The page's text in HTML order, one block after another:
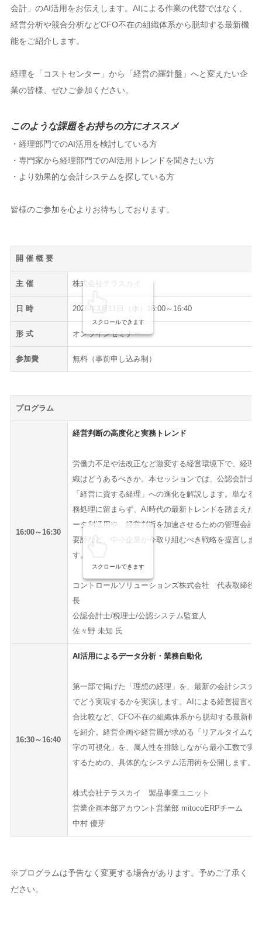
会計」のAI活用をお伝えします。AIによる作業の代替ではなく、
経営分析や競合分析などCFO不在の組織体系から脱却する最新機
能をご紹介します。
経理を「コストセンター」から「経営の羅針盤」へと変えたい企
業の皆様、ぜひご参加ください。
このような課題をお持ちの方にオススメ
・経理部門でのAI活用を検討している方
・専門家から経理部門でのAI活用トレンドを聞きたい方
・より効果的な会計システムを探している方
皆様のご参加を心よりお待ちしております。
開 催 概 要
主 催 株式会社テラスカイ
日 時 2026年3月11日（水）16:00～16:40
形 式 オンラインセミナー
参加費 無料（事前申し込み制）
スクロールできます
プログラム
16:00～16:30
経営判断の高度化と実務トレンド
労働力不足や法改正など激変する経営環境下で、経理組
織はどうあるべきか。本セッションでは、公認会計士が
「経営に資する経理」への進化を解説します。単なる事
務処理に留まらず、AI時代の最新トレンドを踏まえたデ
ータ利活用や、経営判断を加速させるための管理会計の
要諦など、中小企業が今取り組むべき戦略を提言しま
す。
コントロールソリューションズ株式会社 代表取締役社
長
公認会計士/税理士/公認システム監査人
佐々野 未知 氏
16:30～16:40
AI活用によるデータ分析・業務自動化
第一部で掲げた「理想の経理」を、最新の会計システム
でどう実現するかを実演します。AIによる経営提言や競
合比較など、CFO不在の組織体系から脱却する最新機
を紹介。経営企画や経営層が求める「リアルタイムな数
字の可視化」を、属人性を排除しながら最小工数で実現
するための、具体的なシステム活用術を公開します。
株式会社テラスカイ 製品事業ユニット
営業企画本部アカウント営業部 mitocoERPチーム
中村 優芽
スクロールできます
※プログラムは予告なく変更する場合があります。予めご了承く
ださい。